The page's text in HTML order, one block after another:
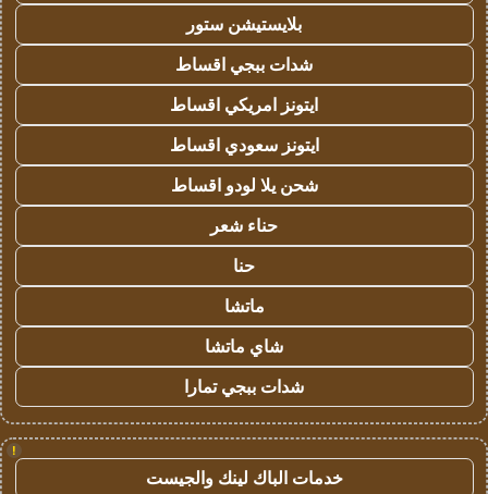
بلايستيشن ستور
شدات ببجي اقساط
ايتونز امريكي اقساط
ايتونز سعودي اقساط
شحن يلا لودو اقساط
حناء شعر
حنا
ماتشا
شاي ماتشا
شدات ببجي تمارا
!
خدمات الباك لينك والجيست